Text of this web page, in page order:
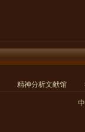
精神分析文献馆